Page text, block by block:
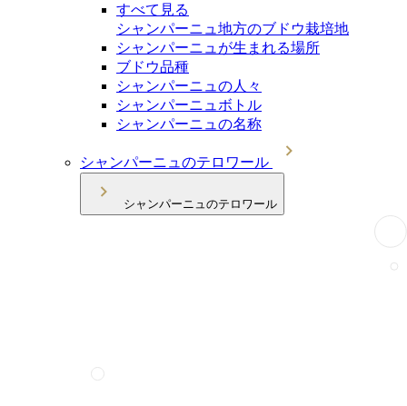
すべて見る
シャンパーニュ地方のブドウ栽培地
シャンパーニュが生まれる場所
ブドウ品種
シャンパーニュの人々
シャンパーニュボトル
シャンパーニュの名称
シャンパーニュのテロワール
シャンパーニュのテロワール